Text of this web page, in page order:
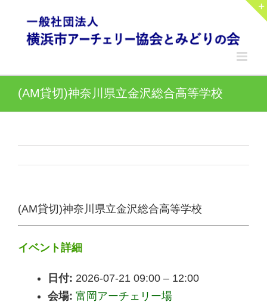
content
(AM貸切)神奈川県立金沢総合高等学校
(AM貸切)神奈川県立金沢総合高等学校
イベント詳細
日付: 2026-07-21 09:00 – 12:00
会場: 富岡アーチェリー場